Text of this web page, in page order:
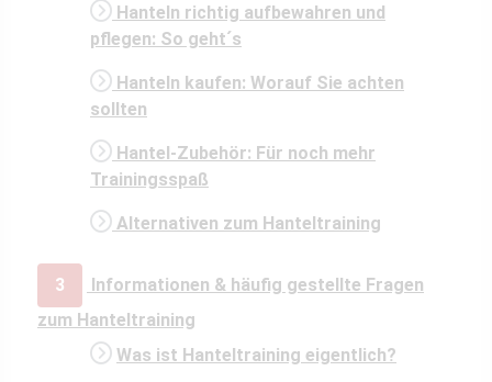
Hanteln richtig aufbewahren und
pflegen: So geht´s
Hanteln kaufen: Worauf Sie achten
sollten
Hantel-Zubehör: Für noch mehr
Trainingsspaß
Alternativen zum Hanteltraining
3
Informationen & häufig gestellte Fragen
zum Hanteltraining
Was ist Hanteltraining eigentlich?